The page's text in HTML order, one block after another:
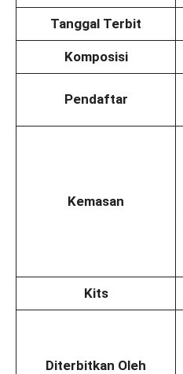
Tanggal Terbit
Komposisi
Pendaftar
Kemasan
Kits
Diterbitkan Oleh